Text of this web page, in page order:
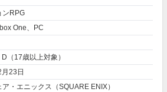
ンRPG
One、PC
（17歳以上対象）
23日
ア・エニックス（SQUARE ENIX）